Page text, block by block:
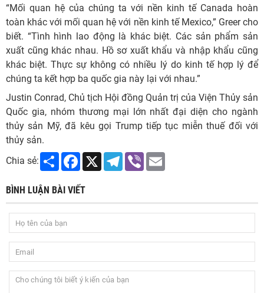
“Mối quan hệ của chúng ta với nền kinh tế Canada hoàn
toàn khác với mối quan hệ với nền kinh tế Mexico,” Greer cho
biết. “Tình hình lao động là khác biệt. Các sản phẩm sản
xuất cũng khác nhau. Hồ sơ xuất khẩu và nhập khẩu cũng
khác biệt. Thực sự không có nhiều lý do kinh tế hợp lý để
chúng ta kết hợp ba quốc gia này lại với nhau.”
Justin Conrad, Chủ tịch Hội đồng Quản trị của Viện Thủy sản
Quốc gia, nhóm thương mại lớn nhất đại diện cho ngành
thủy sản Mỹ, đã kêu gọi Trump tiếp tục miễn thuế đối với
thủy sản.
Chia sẻ:
Share Facebook
X Telegram
Viber
BÌNH LUẬN BÀI VIẾT